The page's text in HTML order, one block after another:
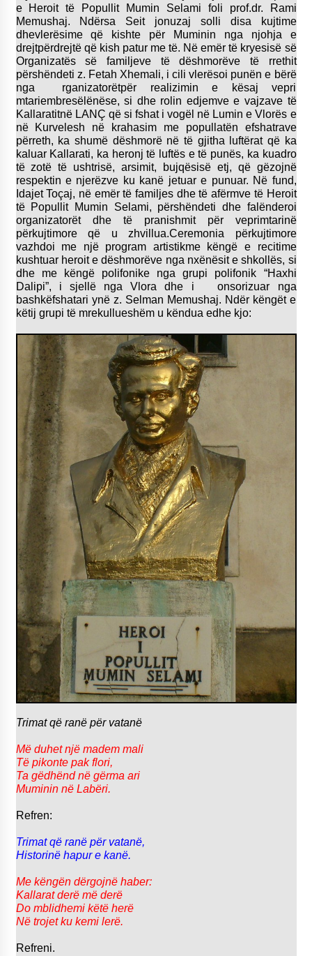
e Heroit të Popullit Mumin Selami foli prof.dr. Rami
Memushaj. Ndërsa Seit jonuzaj solli disa kujtime
dhevlerësime që kishte për Muminin nga njohja e
drejtpërdrejtë që kish patur me të. Në emër të kryesisë së
Organizatës së familjeve të dëshmorëve të rrethit
përshëndeti z. Fetah Xhemali, i cili vlerësoi punën e bërë
nga rganizatorëtpër realizimin e kësaj vepri
mtariembresëlënëse, si dhe rolin edjemve e vajzave të
Kallaratitnë LANÇ që si fshat i vogël në Lumin e Vlorës e
në Kurvelesh në krahasim me popullatën efshatrave
përreth, ka shumë dëshmorë në të gjitha luftërat që ka
kaluar Kallarati, ka heronj të luftës e të punës, ka kuadro
të zotë të ushtrisë, arsimit, bujqësisë etj, që gëzojnë
respektin e njerëzve ku kanë jetuar e punuar. Në fund,
Idajet Toçaj, në emër të familjes dhe të afërmve të Heroit
të Popullit Mumin Selami, përshëndeti dhe falënderoi
organizatorët dhe të pranishmit për veprimtarinë
përkujtimore që u zhvillua.Ceremonia përkujtimore
vazhdoi me një program artistikme këngë e recitime
kushtuar heroit e dëshmorëve nga nxënësit e shkollës, si
dhe me këngë polifonike nga grupi polifonik “Haxhi
Dalipi”, i sjellë nga Vlora dhe i onsorizuar nga
bashkëfshatari ynë z. Selman Memushaj. Ndër këngët e
këtij grupi të mrekullueshëm u këndua edhe kjo:
Trimat që ranë për vatanë
Më duhet një madem mali
Të pikonte pak flori,
Ta gëdhënd në gërma ari
Muminin në Labëri.
Refren:
Trimat që ranë për vatanë,
Historinë hapur e kanë.
Me këngën dërgojnë haber:
Kallarat derë më derë
Do mblidhemi këtë herë
Në trojet ku kemi lerë.
Refreni.